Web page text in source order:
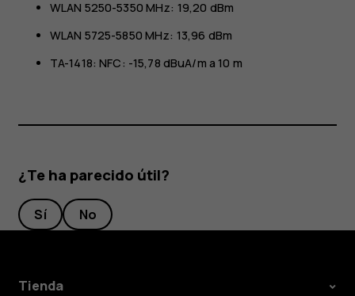
WLAN 5250-5350 MHz: 19,20 dBm
WLAN 5725-5850 MHz: 13,96 dBm
TA-1418: NFC: -15,78 dBuA/m a 10 m
¿Te ha parecido útil?
Sí No
Tienda